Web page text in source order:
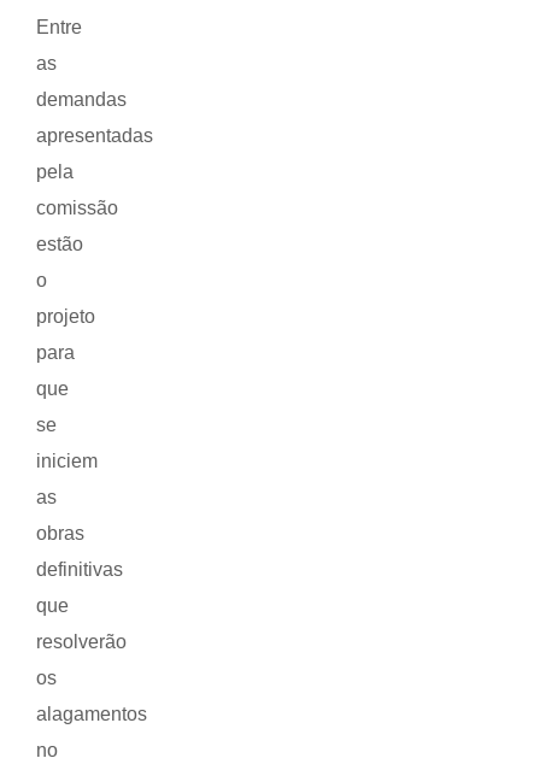
Entre
as
demandas
apresentadas
pela
comissão
estão
o
projeto
para
que
se
iniciem
as
obras
definitivas
que
resolverão
os
alagamentos
no